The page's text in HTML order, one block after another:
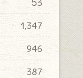
1,347
946
387